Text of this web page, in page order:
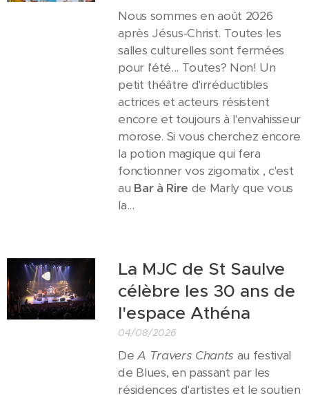
Nous sommes en août 2026
après Jésus-Christ. Toutes les
salles culturelles sont fermées
pour l'été... Toutes? Non! Un
petit théâtre d'irréductibles
actrices et acteurs résistent
encore et toujours à l'envahisseur
morose. Si vous cherchez encore
la potion magique qui fera
fonctionner vos zigomatix , c'est
au Bar à Rire de Marly que vous
la...
La MJC de St Saulve
célèbre les 30 ans de
l'espace Athéna
04/08/2026
DeA Travers Chants au festival
de Blues, en passant par les
résidences d'artistes et le soutien